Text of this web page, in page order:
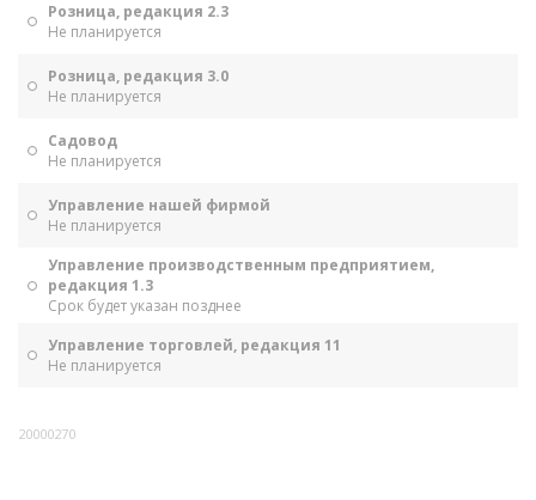
Розница, редакция 2.3
Не планируется
Розница, редакция 3.0
Не планируется
Садовод
Не планируется
Управление нашей фирмой
Не планируется
Управление производственным предприятием,
редакция 1.3
Срок будет указан позднее
Управление торговлей, редакция 11
Не планируется
20000270